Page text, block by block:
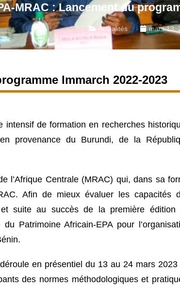
MRAC : Lancement du
Actualités mars 13,
Immarch 2022-2023
intensif de formation en recherches
provenance du Burundi, de la
l’Afrique Centrale (MRAC) qui, dans sa
Afin de mieux évaluer les capacités
suite au succès de la première édition
Patrimoine Africain-EPA pour
en présentiel du 13 au 24 mars 2023
des normes méthodologiques et